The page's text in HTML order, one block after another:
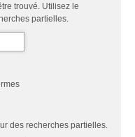
trouvé. Utilisez le
partielles.
des recherches partielles.